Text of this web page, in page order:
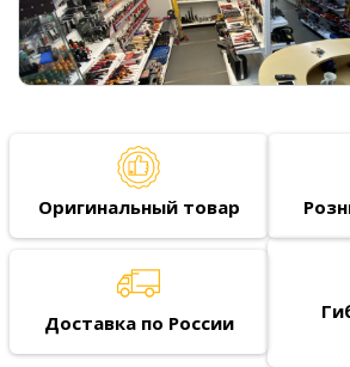
Оригинальный товар
Доставка по России